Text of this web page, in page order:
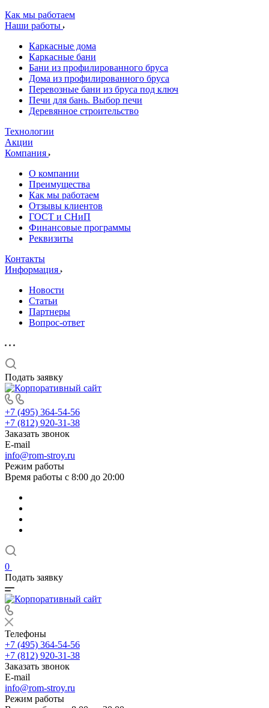
Как мы работаем
Наши работы
Каркасные дома
Каркасные бани
Бани из профилированного бруса
Дома из профилированного бруса
Перевозные бани из бруса под ключ
Печи для бань. Выбор печи
Деревянное строительство
Технологии
Акции
Компания
О компании
Преимущества
Как мы работаем
Отзывы клиентов
ГОСТ и СНиП
Финансовые программы
Реквизиты
Контакты
Информация
Новости
Статьи
Партнеры
Вопрос-ответ
Подать заявку
+7 (495) 364-54-56
+7 (812) 920-31-38
Заказать звонок
E-mail
info@rom-stroy.ru
Режим работы
Время работы с 8:00 до 20:00
0
Подать заявку
Телефоны
+7 (495) 364-54-56
+7 (812) 920-31-38
Заказать звонок
E-mail
info@rom-stroy.ru
Режим работы